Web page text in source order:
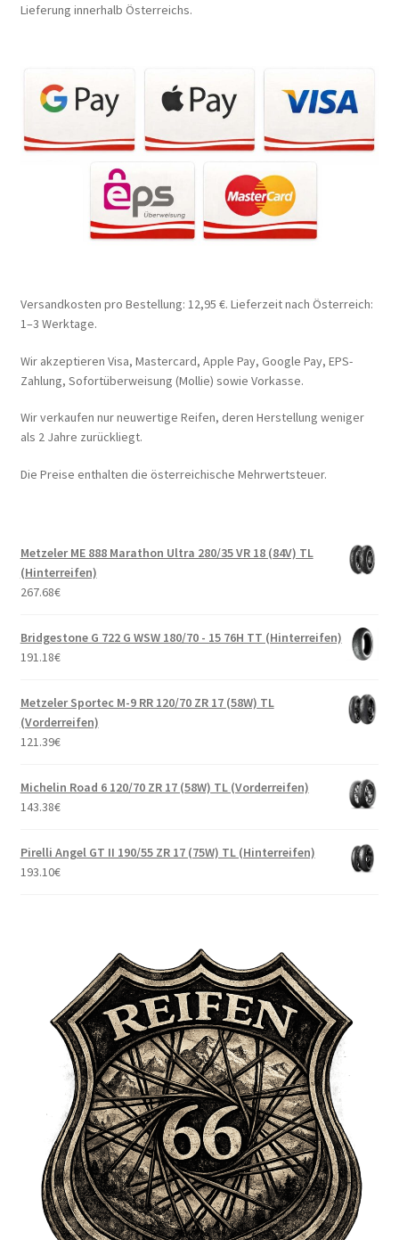
Lieferung innerhalb Österreichs.
Versandkosten pro Bestellung: 12,95 €. Lieferzeit nach Österreich:
1–3 Werktage.
Wir akzeptieren Visa, Mastercard, Apple Pay, Google Pay, EPS-
Zahlung, Sofortüberweisung (Mollie) sowie Vorkasse.
Wir verkaufen nur neuwertige Reifen, deren Herstellung weniger
als 2 Jahre zurückliegt.
Die Preise enthalten die österreichische Mehrwertsteuer.
Metzeler ME 888 Marathon Ultra 280/35 VR 18 (84V) TL
(Hinterreifen)
267.68€
Bridgestone G 722 G WSW 180/70 - 15 76H TT (Hinterreifen)
191.18€
Metzeler Sportec M-9 RR 120/70 ZR 17 (58W) TL
(Vorderreifen)
121.39€
Michelin Road 6 120/70 ZR 17 (58W) TL (Vorderreifen)
143.38€
Pirelli Angel GT II 190/55 ZR 17 (75W) TL (Hinterreifen)
193.10€